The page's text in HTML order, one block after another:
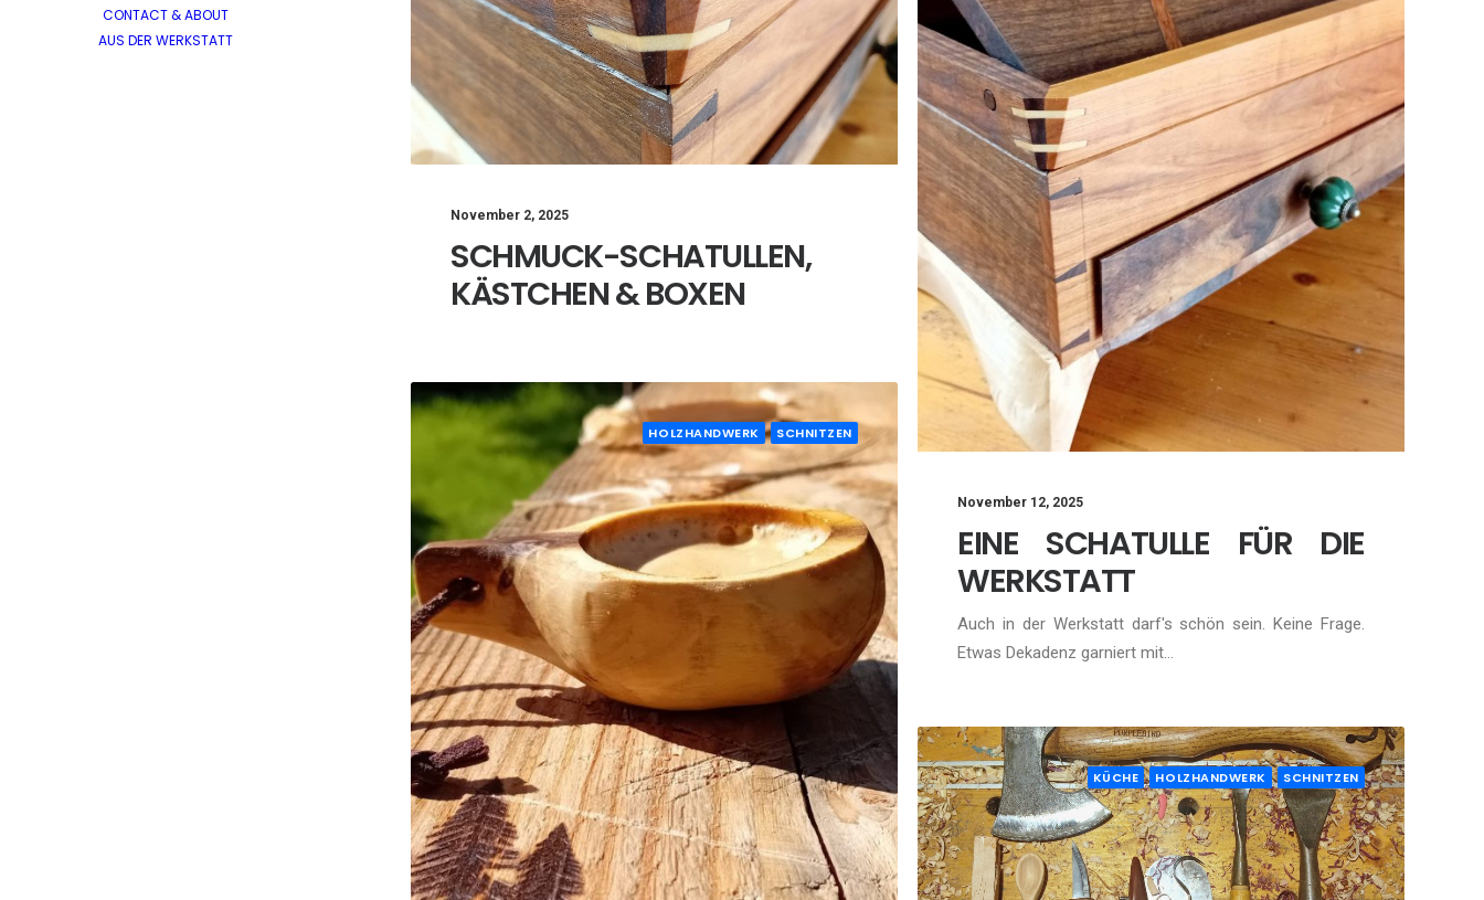
CONTACT & ABOUT
AUS DER WERKSTATT
November 12, 2025
EINE SCHATULLE FÜR DIE
WERKSTATT
Auch in der Werkstatt darf's schön sein. Keine Frage.
Etwas Dekadenz garniert mit…
November 2, 2025
SCHMUCK-SCHATULLEN,
KÄSTCHEN & BOXEN
HOLZHANDWERK SCHNITZEN
KÜCHE HOLZHANDWERK SCHNITZEN